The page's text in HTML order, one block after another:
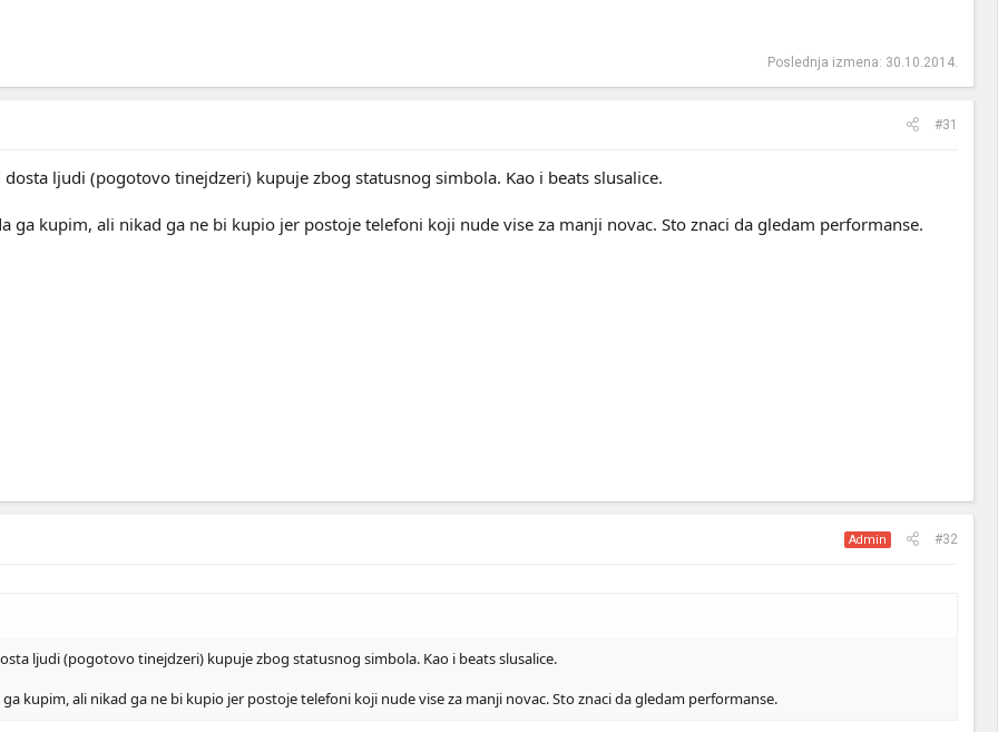
Poslednja izmena: 30.10.2014.
#31
ljudi (pogotovo tinejdzeri) kupuje zbog statusnog simbola. Kao i beats slusalice.
ga kupim, ali nikad ga ne bi kupio jer postoje telefoni koji nude vise za manji novac. Sto znaci da gledam performanse.
Admin #32
ljudi (pogotovo tinejdzeri) kupuje zbog statusnog simbola. Kao i beats slusalice.
kupim, ali nikad ga ne bi kupio jer postoje telefoni koji nude vise za manji novac. Sto znaci da gledam performanse.